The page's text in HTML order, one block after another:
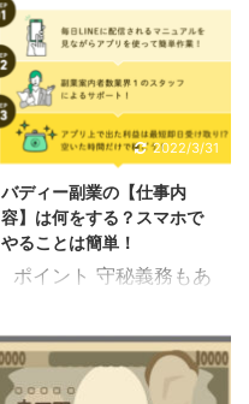
2022/3/31
バディー副業の【仕事内
容】は何をする？スマホで
やることは簡単！
ポイント 守秘義務もあ
内容だけを解説していま
す。 もし、更に詳しく知
りたいのであれば無料登